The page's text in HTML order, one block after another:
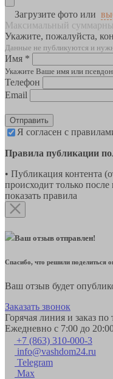
Загрузите фото или
Максимальный
Укажите, пожалуйста,
Данные не публикуются и
Имя *
Укажите Ваше имя или
Телефон
Email
Отправить
Я согласен с
Правила публикации
• Публикация контента
происходит только
показать правила
Ваш отзыв отправлен!
Спасибо, что решили поделиться
Ваш отзыв будет
Заказать звонок
Горячая линия и заказ по
Ежедневно с 7:00 до
+7 (863) 310-000-3
info@vashdom24.ru
Telegram
Max